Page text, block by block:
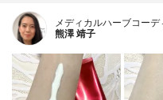
メディカルハーブコー
熊澤 靖子